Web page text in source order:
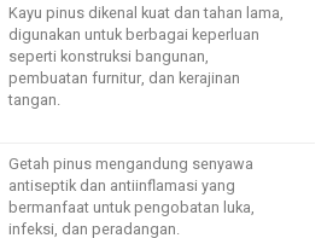
Kayu pinus dikenal kuat dan tahan lama,
digunakan untuk berbagai keperluan
seperti konstruksi bangunan,
pembuatan furnitur, dan kerajinan
tangan.
Getah pinus mengandung senyawa
antiseptik dan antiinflamasi yang
bermanfaat untuk pengobatan luka,
infeksi, dan peradangan.